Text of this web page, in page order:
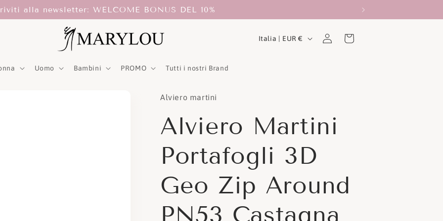
alla newsletter: WELCOME BONUS DEL 10%
Uomo Bambini PROMO Tutti i nostri Brand
P
/
r
e
a
g
Italia | EUR € Accedi Carrello
Alviero martini
Alviero Martini
Portafogli 3D
Geo Zip Around
PN53 Castagna